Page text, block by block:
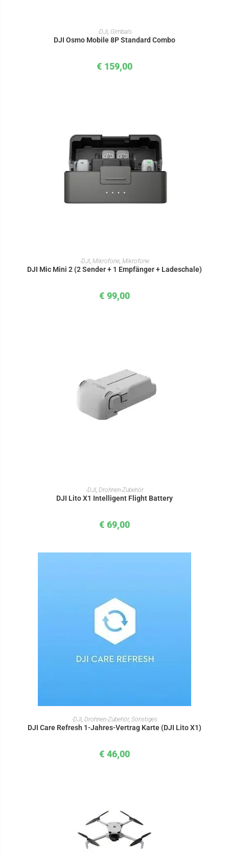
IN DEN WARENKORB
-DJI, Gimbals
DJI Osmo Mobile 8P Standard Combo
€ 159,00
IN DEN WARENKORB
-DJI Mikrofone Mikrofone
DJI Mic Mini 2 (2 Sender + 1 Empfänger + Ladeschale)
€ 99,00
IN DEN WARENKORB
-DJI, Drohnen-Zubehör
DJI Lito X1 Intelligent Flight Battery
€ 69,00
IN DEN WARENKORB
-DJI Drohnen-Zubehör, Sonstiges
DJI Care Refresh 1-Jahres-Vertrag Karte (DJI Lito X1)
€ 46,00